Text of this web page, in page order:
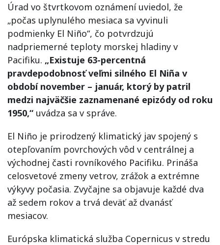
Úrad vo štvrtkovom oznámení uviedol, že
„počas uplynulého mesiaca sa vyvinuli
podmienky El Niño“, čo potvrdzujú
nadpriemerné teploty morskej hladiny v
Pacifiku. „Existuje 63-percentná
pravdepodobnosť veľmi silného El Niña v
období november – január, ktorý by patril
medzi najväčšie zaznamenané epizódy od roku
1950,“ uvádza sa v správe.
El Niño je prirodzený klimatický jav spojený s
otepľovaním povrchových vôd v centrálnej a
východnej časti rovníkového Pacifiku. Prináša
celosvetové zmeny vetrov, zrážok a extrémne
výkyvy počasia. Zvyčajne sa objavuje každé dva
až sedem rokov a trvá deväť až dvanásť
mesiacov.
Európska klimatická služba Copernicus v stredu